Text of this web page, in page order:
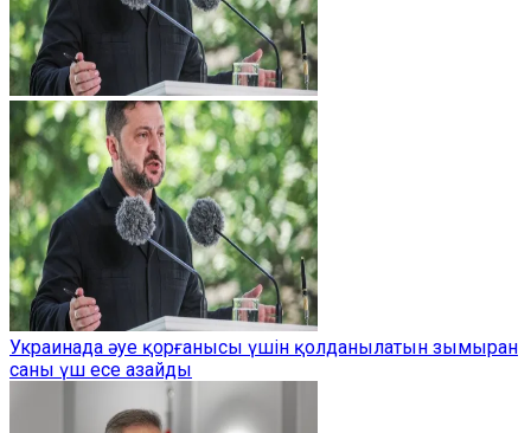
Украинада әуе қорғанысы үшін қолданылатын зымыран
саны үш есе азайды